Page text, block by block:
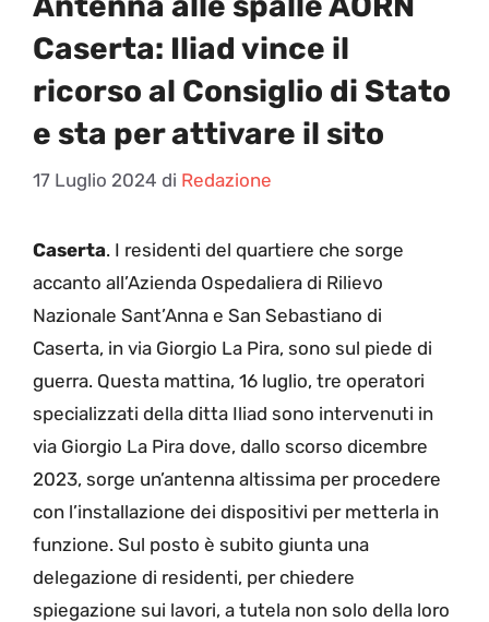
Caserta: Iliad vince il
ricorso al Consiglio di Stato
e sta per attivare il sito
17 Luglio 2024 di Redazione
Caserta. I residenti del quartiere che sorge
accanto all’Azienda Ospedaliera di Rilievo
Nazionale Sant’Anna e San Sebastiano di
Caserta, in via Giorgio La Pira, sono sul piede di
guerra. Questa mattina, 16 luglio, tre operatori
specializzati della ditta Iliad sono intervenuti in
via Giorgio La Pira dove, dallo scorso dicembre
2023, sorge un’antenna altissima per procedere
con l’installazione dei dispositivi per metterla in
funzione. Sul posto è subito giunta una
delegazione di residenti, per chiedere
spiegazione sui lavori, a tutela non solo della loro